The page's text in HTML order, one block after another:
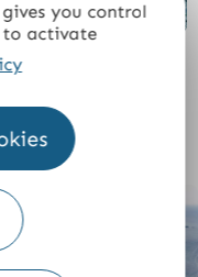
you control
to activate
mer à
Louis... :
🧭